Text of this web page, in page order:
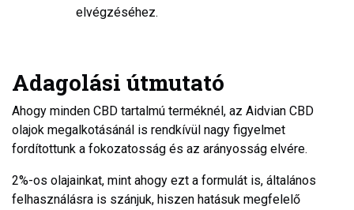
elvégzéséhez.
Adagolási útmutató
Ahogy minden CBD tartalmú terméknél, az Aidvian CBD
olajok megalkotásánál is rendkívül nagy figyelmet
fordítottunk a fokozatosság és az arányosság elvére.
2%-os olajainkat, mint ahogy ezt a formulát is, általános
felhasználásra is szánjuk, hiszen hatásuk megfelelő